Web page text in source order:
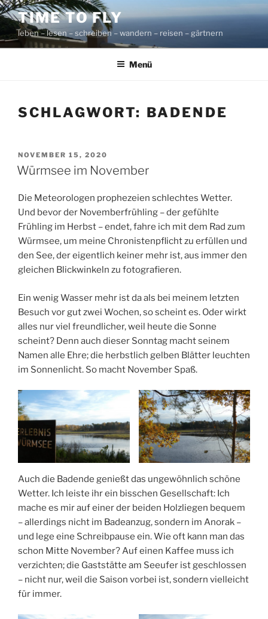
Zum
Inhalt
springen
TIME TO FLY
leben – lesen – schreiben – wandern – reisen – gärtnern
Menü
SCHLAGWORT: BADENDE
VERÖFFENTLICHT
AM
NOVEMBER 15, 2020
Würmsee im November
Die Meteorologen prophezeien schlechtes Wetter.
Und bevor der Novemberfrühling – der gefühlte
Frühling im Herbst – endet, fahre ich mit dem Rad zum
Würmsee, um meine Chronistenpflicht zu erfüllen und
den See, der eigentlich keiner mehr ist, aus immer den
gleichen Blickwinkeln zu fotografieren.
Ein wenig Wasser mehr ist da als bei meinem letzten
Besuch vor gut zwei Wochen, so scheint es. Oder wirkt
alles nur viel freundlicher, weil heute die Sonne
scheint? Denn auch dieser Sonntag macht seinem
Namen alle Ehre; die herbstlich gelben Blätter leuchten
im Sonnenlicht. So macht November Spaß.
Auch die Badende genießt das ungewöhnlich schöne
Wetter. Ich leiste ihr ein bisschen Gesellschaft: Ich
mache es mir auf einer der beiden Holzliegen bequem
– allerdings nicht im Badeanzug, sondern im Anorak –
und lege eine Schreibpause ein. Wie oft kann man das
schon Mitte November? Auf einen Kaffee muss ich
verzichten; die Gaststätte am Seeufer ist geschlossen
– nicht nur, weil die Saison vorbei ist, sondern vielleicht
für immer.